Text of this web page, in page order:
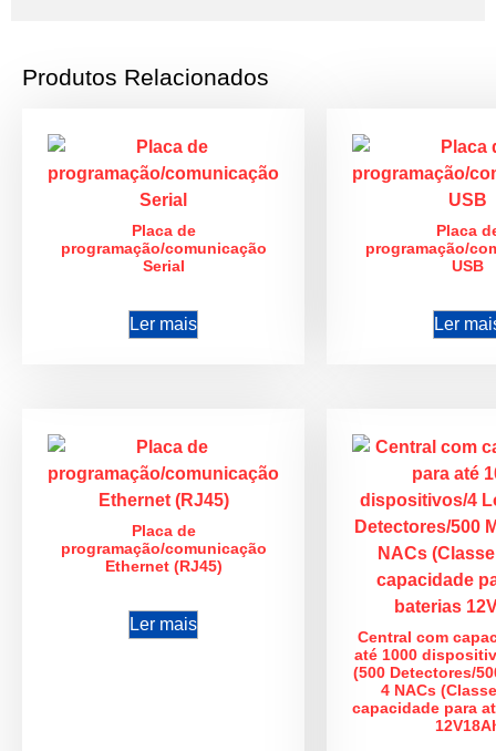
Produtos Relacionados
Placa de
programação/comunicação
Serial
Ler mais
Placa
programação/
USB
Ler
Placa de
programação/comunicação
Ethernet (RJ45)
Ler mais
Central com
até 1000
(500 Detectores/
4 NACs
capacidade para